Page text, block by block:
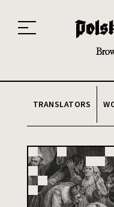
20th and 21st century module
TRANSLATORS